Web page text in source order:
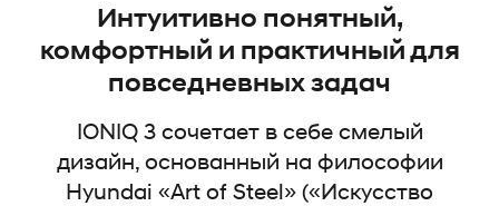
Интуитивно понятный,
комфортный и практичный для
повседневных задач
IONIQ 3 сочетает в себе смелый
дизайн, основанный на философии
Hyundai «Art of Steel» («Искусство